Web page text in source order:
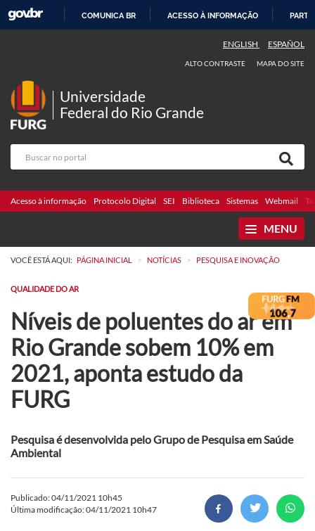
COMUNICA BR ACESSO À INFORMAÇÃO
ENGLISH ESPAÑOL
ALTO CONTRASTE MAPA DO SITE
Universidade
Federal do Rio Grande
Acesso à informação Protocolo Digital SEI Biblioteca Sistemas Webmail
MENU
VOCÊ ESTÁ AQUI: PÁGINA INICIAL > NOTÍCIAS > PESQUISA E INOVAÇÃO
QUALIDADE DO AR
Níveis de poluentes do ar em
Rio Grande sobem 10% em
2021, aponta estudo da
FURG
Pesquisa é desenvolvida pelo Grupo de Pesquisa em Saúde
Ambiental
Publicado: 04/11/2021 10h45
Última modificação: 04/11/2021 10h47